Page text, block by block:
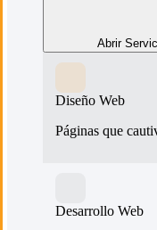
Abrir
Diseño Web
Páginas que
Desarrollo Web